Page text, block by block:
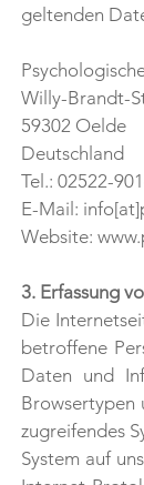
geltenden
Willy-Brandt-
59302 Oelde
Deutschland
Tel.: 02522-
E-Mail:
Website:
3. Erfassung
Die
betroffene
Daten und
Browsertypen
zugreifendes
System auf